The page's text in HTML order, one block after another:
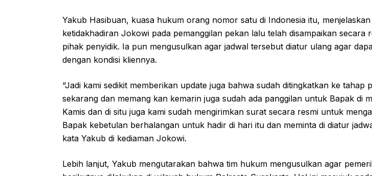
Yakub Hasibuan, kuasa hukum orang nomor satu di Indonesia itu,
ketidakhadiran Jokowi pada pemanggilan pekan lalu telah disampaikan secara
pihak penyidik. Ia pun mengusulkan agar jadwal tersebut diatur ulang agar
dengan kondisi kliennya.
“Jadi kami sedikit memberikan update juga bahwa sudah ditingkatkan ke tahap
sekarang dan memang kan kemarin juga sudah ada panggilan untuk Bapak di
Kamis dan di situ juga kami sudah mengirimkan surat secara resmi untuk
Bapak kebetulan berhalangan untuk hadir di hari itu dan meminta di diatur
kata Yakub di kediaman Jokowi.
Lebih lanjut, Yakub mengutarakan bahwa tim hukum mengusulkan agar